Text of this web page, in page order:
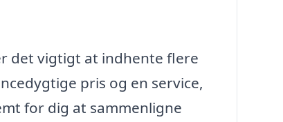
det vigtigt at indhente flere
pris og en service,
for dig at sammenligne